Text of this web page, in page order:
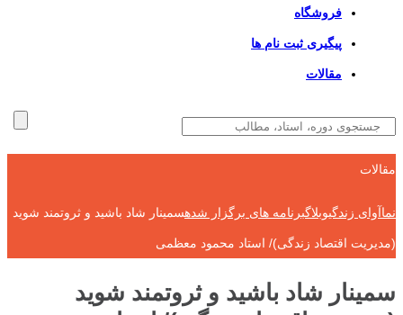
فروشگاه
پیگیری ثبت نام ها
مقالات
مقالات
نماآوای زندگیوبلاگبرنامه های برگزار شدهسمینار شاد باشید و ثروتمند شوید
(مدیریت اقتصاد زندگی)/ استاد محمود معظمی
سمینار شاد باشید و ثروتمند شوید